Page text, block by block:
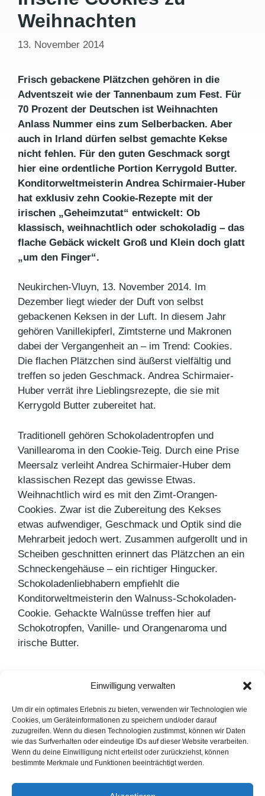
Einwilligung verwalten
Um dir ein optimales Erlebnis zu bieten, verwenden wir Technologien wie
Cookies, um Geräteinformationen zu speichern und/oder darauf
zuzugreifen. Wenn du diesen Technologien zustimmst, können wir Daten
wie das Surfverhalten oder eindeutige IDs auf dieser Website verarbeiten.
Wenn du deine Einwilligung nicht erteilst oder zurückziehst, können
bestimmte Merkmale und Funktionen beeinträchtigt werden.
Weihnachten
13. November 2014
Frisch gebackene Plätzchen gehören in die
Adventszeit wie der Tannenbaum zum Fest. Für
70 Prozent der Deutschen ist Weihnachten
Anlass Nummer eins zum Selberbacken. Aber
auch in Irland dürfen selbst gemachte Kekse
nicht fehlen. Für den guten Geschmack sorgt
hier eine ordentliche Portion Kerrygold Butter.
Konditorweltmeisterin Andrea Schirmaier-Huber
hat exklusiv zehn Cookie-Rezepte mit der
irischen „Geheimzutat“ entwickelt: Ob
klassisch, weihnachtlich oder schokoladig – das
flache Gebäck wickelt Groß und Klein doch glatt
„um den Finger“.
Neukirchen-Vluyn, 13. November 2014. Im
Dezember liegt wieder der Duft von selbst
gebackenen Keksen in der Luft. In diesem Jahr
gehören Vanillekipferl, Zimtsterne und Makronen
dabei der Vergangenheit an – im Trend: Cookies.
Die flachen Plätzchen sind äußerst vielfältig und
treffen so jeden Geschmack. Andrea Schirmaier-
Huber verrät ihre Lieblingsrezepte, die sie mit
Kerrygold Butter zubereitet hat.
Traditionell gehören Schokoladentropfen und
Vanillearoma in den Cookie-Teig. Durch eine Prise
Meersalz verleiht Andrea Schirmaier-Huber dem
klassischen Rezept das gewisse Etwas.
Weihnachtlich wird es mit den Zimt-Orangen-
Cookies. Zwar ist die Zubereitung des Kekses
etwas aufwendiger, Geschmack und Optik sind die
Mehrarbeit jedoch wert. Zusammen aufgerollt und in
Scheiben geschnitten erinnert das Plätzchen an ein
Schneckengehäuse – ein richtiger Hingucker.
Schokoladenliebhabern empfiehlt die
Konditorweltmeisterin den Walnuss-Schokoladen-
Cookie. Gehackte Walnüsse treffen hier auf
Schokotropfen, Vanille- und Orangenaroma und
irische Butter.
Kategorien
Pressemitteilungen
Thanksgiving – Das US-Familienfest
Mehr bezahlpflichtige Online-Zeitungen